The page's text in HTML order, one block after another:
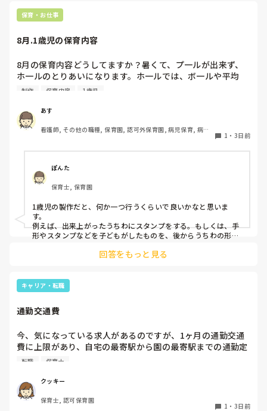
り、脚元に水入りペットボトルなどの重りを付けて補強してみ
てくださいね。安全で使いやすい方法が見つかるよう応援して
保育・お仕事
8月.1歳児の保育内容
8月の保育内容どうしてますか？暑くて、プ一ルが出来ず、
ホ一ルのとりあいになります。ホ一ルでは、ボ一ルや平均
台、風船で遊んでいます。製作で、うちわや望遠鏡や風鈴🎐
クラスです、玩具で遊ばせながら、何人かずつよんで、やっ
ています。何か、いいアイデアや、工夫など、何でもいいの
で、教えて下さい。
制作 保育内容 1歳児
あす
看護師, その他の職種, 保育園, 認可外保育園, 病児保育, 病院
1 ・ 3日前
ぽんた
保育士, 保育園
1歳児の製作だと、何か一つ行うくらいで良いかなと思いま
す。
例えば、出来上がったうちわにスタンプをする。もしくは、手
形やスタンプなどを子どもがしたものを、後からうちわの形に
雨遊び、氷遊び、など間食遊びをたくさん行っています。
す！いつもと違うおもちゃ、室内に興味津々です！
回答をもっと見る
キャリア・転職
通勤交通費
今、気になっている求人があるのですが、1ヶ月の通勤交通
費に上限があり、自宅の最寄駅から園の最寄駅までの通勤定
期代が5,000円ほどオーバーします
私としてはなかなか大きい金額なので、この時点で応募を迷
っているのですが、皆さんならどうしますか？
転職 保育士
クッキー
保育士, 認可保育園
1 ・ 3日前